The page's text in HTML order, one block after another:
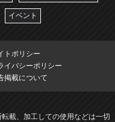
イベント
トポリシー
イバシーポリシー
掲載について
載、加工しての使用などは一切